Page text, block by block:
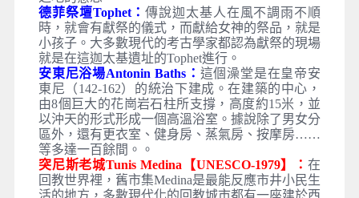
德菲祭壇Tophet：傳說迦太基人在風不調雨不順
時，就會有獻祭的儀式，而獻給女神的祭品，就是
小孩子。大多數現代的考古學家都認為獻祭的現場
就是在這迦太基遺址的Tophet進行。
安東尼浴場Antonin Baths： 這個澡堂是在皇帝安
東尼（142-162）的統治下建成。在建築的中心，
由8個巨大的花崗岩石柱所支撐，高度約15米，並
以沖天的形式形成一個高溫浴室。據說除了男女分
區外，還有更衣室、健身房、蒸氣房、按摩房……
等多達一百餘間。。
突尼斯老城Tunis Medina【UNESCO-1979】：在
回教世界裡，舊市集Medina是最能反應市井小民生